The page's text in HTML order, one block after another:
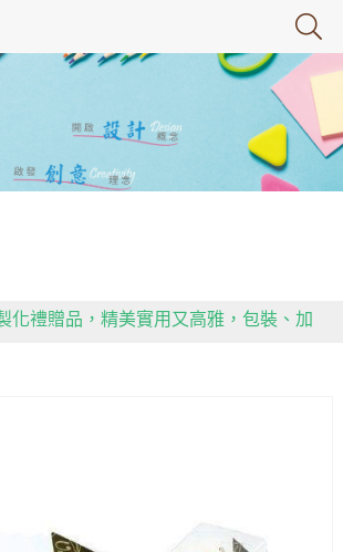
貼心感動有一套！全省企業贈禮合作推